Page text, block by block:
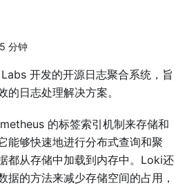
分钟
开发的开源日志聚合系统，旨
日志处理解决方案。
的标签索引机制来存储和
能够快速地进行分布式查询和聚
都从存储中加载到内存中。Loki还
据的方法来减少存储空间的占用，